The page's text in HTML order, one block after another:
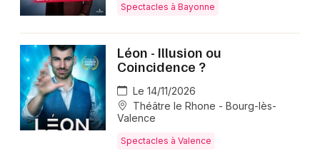
Spectacles à Bayonne
Léon - Illusion ou
Coincidence ?
Le 14/11/2026
Théâtre le Rhone - Bourg-lès-
Valence
Spectacles à Valence